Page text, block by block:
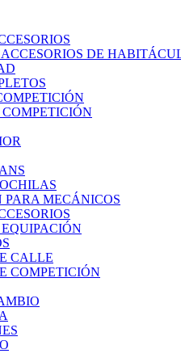
DE
PARA MECÁNICOS
CALLE
COMPETICIÓN